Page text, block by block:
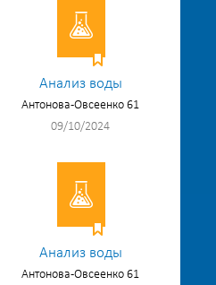
Анализ воды
Антонова-Овсеенко 61
09/10/2024
Анализ воды
Антонова-Овсеенко 61